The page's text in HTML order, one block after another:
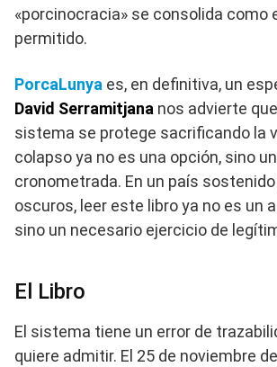
«porcinocracia» se consolida como
permitido.
PorcaLunya es, en definitiva, un
David Serramitjana nos advierte
sistema se protege sacrificando la
colapso ya no es una opción, sino
cronometrada. En un país
oscuros, leer este libro ya no es un
sino un necesario ejercicio de
El Libro
El sistema tiene un error de
quiere admitir. El 25 de noviembre